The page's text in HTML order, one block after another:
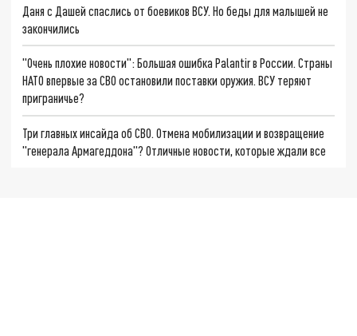
Даня с Дашей спаслись от боевиков ВСУ. Но беды для малышей не
закончились
"Очень плохие новости": Большая ошибка Palantir в России. Страны
НАТО впервые за СВО остановили поставки оружия. ВСУ теряют
приграничье?
Три главных инсайда об СВО. Отмена мобилизации и возвращение
"генерала Армагеддона"? Отличные новости, которые ждали все